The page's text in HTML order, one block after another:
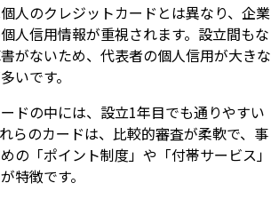
人のクレジットカードとは異なり、企業
人信用情報が重視されます。設立間もな
がないため、代表者の個人信用が大きな
いです。
ドの中には、設立1年目でも通りやすい
らのカードは、比較的審査が柔軟で、事
の「ポイント制度」や「付帯サービス」
特徴です。